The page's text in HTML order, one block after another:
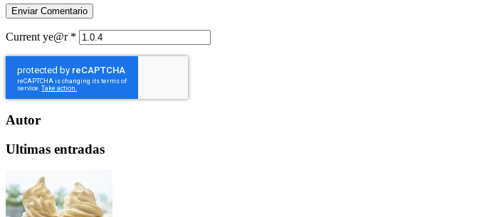
Current ye@r *
Autor
Ultimas entradas